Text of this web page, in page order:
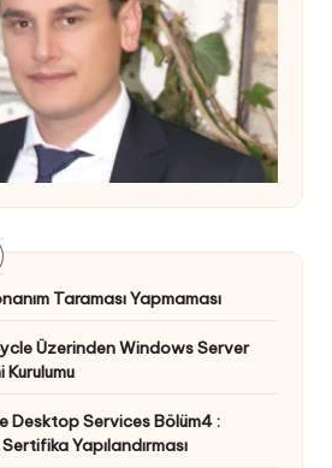
Taraması Yapmaması
Üzerinden Windows Server
Desktop Services Bölüm4 :
Yapılandırması